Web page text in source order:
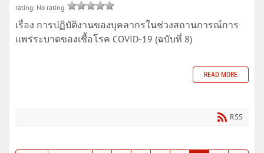
rating: No rating
เรื่อง การปฏิบัติงานของบุคลากรในช่วงสถานการณ์การ
แพร่ระบาดของเชื้อโรค COVID-19 (ฉบับที่ 8)
READ MORE
RSS